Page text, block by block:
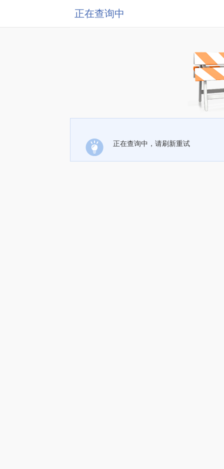
正在查询中
正在查询中，请刷新重试